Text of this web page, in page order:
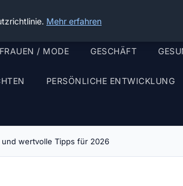
FRAUEN / MODE GESCHÄFT
PERSÖNLICHE ENTWICKLUNG
wertvolle Tipps für 2026
Mehr erfahren